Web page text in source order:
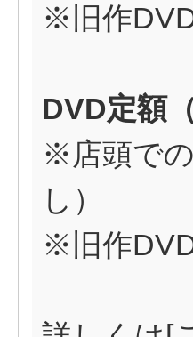
※旧作
DVD定額
※店頭で
し）
※旧作